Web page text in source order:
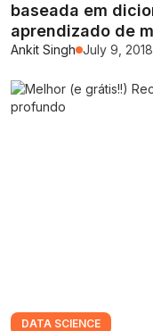
baseada em
aprendizado de
Ankit Singh July 9, 2018
DATA SCIENCE